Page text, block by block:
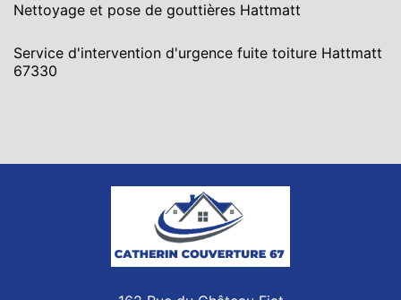
Nettoyage et pose de gouttières Hattmatt
Service d'intervention d'urgence fuite toiture Hattmatt
67330